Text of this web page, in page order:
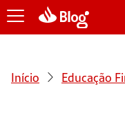
Início Educação